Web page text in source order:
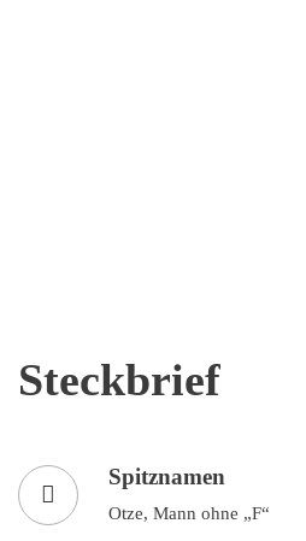
Steckbrief
Spitznamen
Otze, Mann ohne „F“